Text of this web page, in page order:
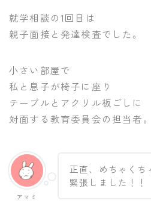
就学相談の1回目は
親子面接と発達検査でした。
小さい部屋で
私と息子が椅子に座り
テーブルとアクリル板ごしに
対面する教育委員会の担当者。
アマミ
正直、めちゃくち
緊張しました！！